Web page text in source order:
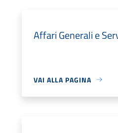
Affari Generali e
VAI ALLA PAGINA